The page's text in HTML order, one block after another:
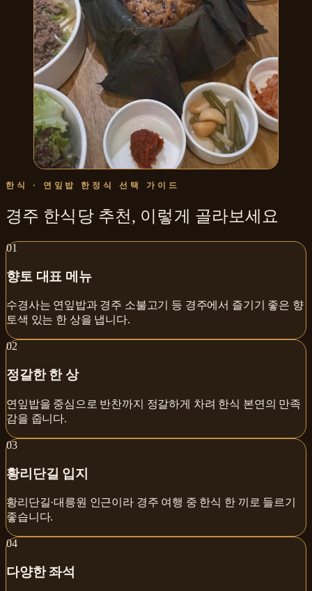
한식 · 연잎밥 한정식 선택 가이드
경주 한식당 추천, 이렇게 골라보세요
01
향토 대표 메뉴
수경사는 연잎밥과 경주 소불고기 등 경주에서 즐기기 좋은 향
토색 있는 한 상을 냅니다.
02
정갈한 한 상
연잎밥을 중심으로 반찬까지 정갈하게 차려 한식 본연의 만족
감을 줍니다.
03
황리단길 입지
황리단길·대릉원 인근이라 경주 여행 중 한식 한 끼로 들르기
좋습니다.
04
다양한 좌석